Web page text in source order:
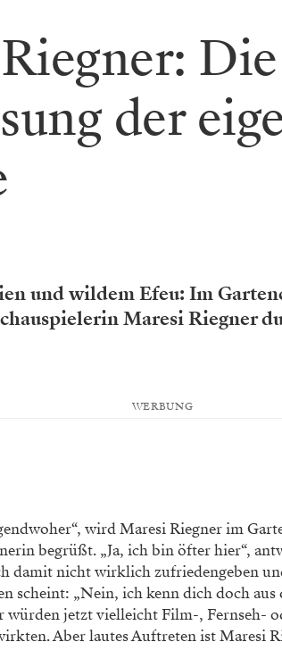
Die
der
und wildem Efeu: Im
Maresi Riegner
WERBUNG
wird Maresi Riegner im
begrüßt. „Ja, ich bin öfter hier“,
damit nicht wirklich zufrieden­geben
scheint: „Nein, ich kenn dich doch aus
würden jetzt ­vielleicht Film-, Fernseh-
Aber lautes Auf­treten ist Maresi